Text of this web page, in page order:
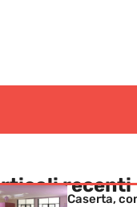
recenti
Caserta,